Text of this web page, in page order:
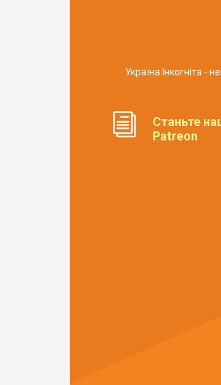
Україна Інкогніта -
Станьте
Patreon